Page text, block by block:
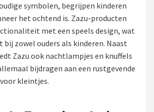
symbolen, begrijpen kinderen
het ochtend is. Zazu-producten
met een speels design, wat
bij zowel ouders als kinderen. Naast
Zazu ook nachtlampjes en knuffels
bijdragen aan een rustgevende
kleintjes.